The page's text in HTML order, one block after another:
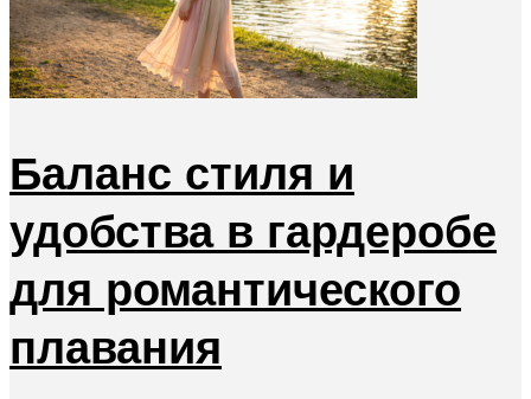
Баланс стиля и
удобства в гардеробе
для романтического
плавания